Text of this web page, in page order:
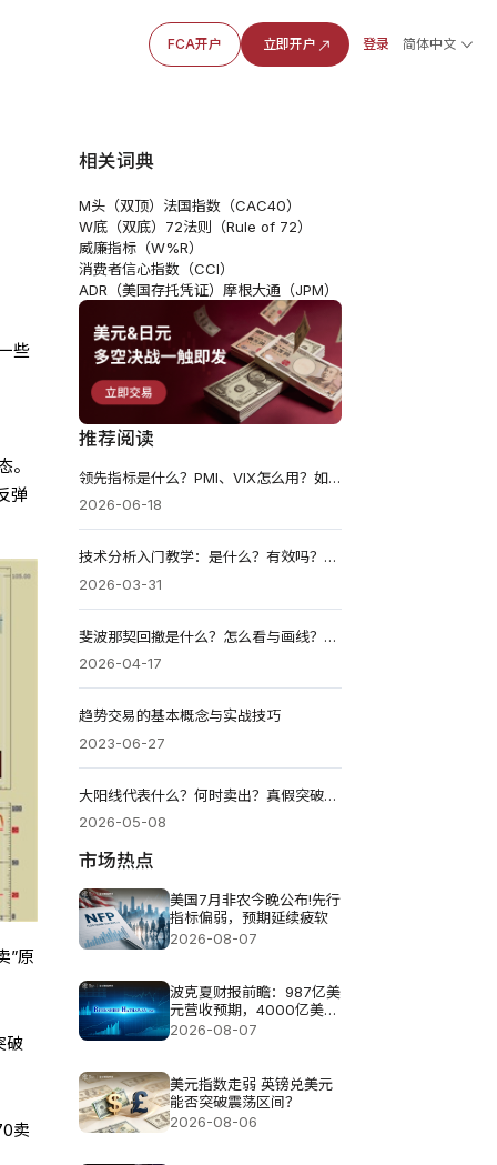
FCA开户 立即开户 登录 简体中文
些
。
弹
”原
破
卖
相关词典
M头（双顶） 法国指数（CAC40）
W底（双底） 72法则（Rule of 72）
威廉指标（W%R）
消费者信心指数（CCI）
ADR（美国存托凭证） 摩根大通（JPM）
推荐阅读
领先指标是什么？PMI、VIX怎么用？如何预判市场趋势？2026版
2026-06-18
技术分析入门教学：是什么？有效吗？如何用指标赚钱？
2026-03-31
斐波那契回撤是什么？怎么看与画线？回调入场法教学！
2026-04-17
趋势交易的基本概念与实战技巧
2023-06-27
大阳线代表什么？何时卖出？真假突破如何判断？2026版
2026-05-08
市场热点
美国7月非农今晚公布!先行
指标偏弱，预期延续疲软
2026-08-07
波克夏财报前瞻：987亿美
元营收预期，4000亿美元
现金如何布局?
2026-08-07
美元指数走弱 英镑兑美元
能否突破震荡区间？
2026-08-06